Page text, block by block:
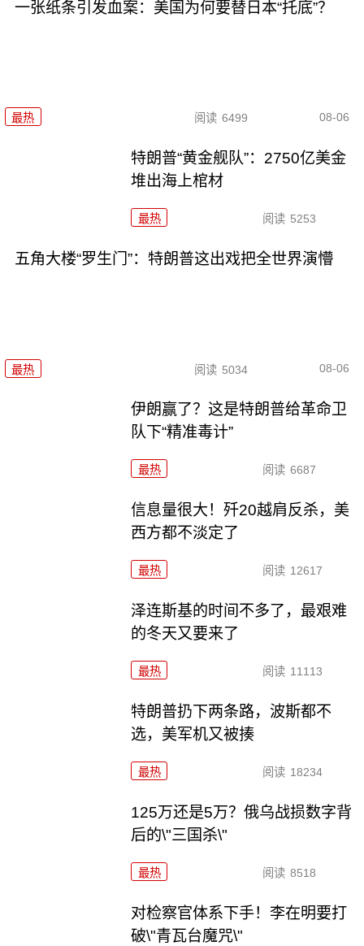
一张纸条引发血案：美国为何要替日本“托底”？
最热 阅读 6499 08-06
特朗普“黄金舰队”：2750亿美金
堆出海上棺材
最热 阅读 5253
五角大楼“罗生门”：特朗普这出戏把全世界演懵
最热 阅读 5034 08-06
伊朗赢了？这是特朗普给革命卫
队下“精准毒计”
最热 阅读 6687
信息量很大！歼20越肩反杀，美
西方都不淡定了
最热 阅读 12617
泽连斯基的时间不多了，最艰难
的冬天又要来了
最热 阅读 11113
特朗普扔下两条路，波斯都不
选，美军机又被揍
最热 阅读 18234
125万还是5万？俄乌战损数字背
后的\"三国杀\"
最热 阅读 8518
对检察官体系下手！李在明要打
破\"青瓦台魔咒\"